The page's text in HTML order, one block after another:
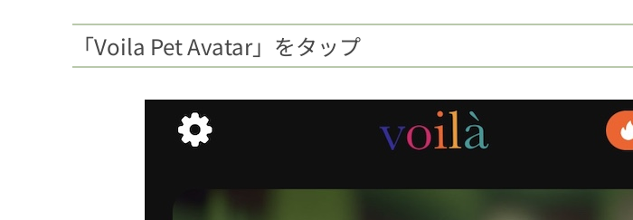
「Voila Pet Avatar」をタップ